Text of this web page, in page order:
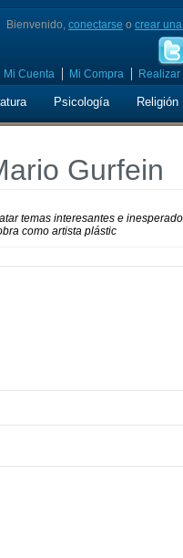
Bienvenido, conectarse o crear
Mi Cuenta Mi Compra Realizar
Psicología Religión
Gurfein
temas interesantes e
como artista plástic